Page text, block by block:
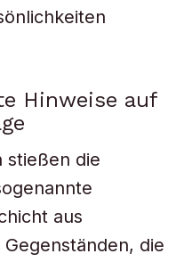
Hinweise auf
stießen die
aus
die